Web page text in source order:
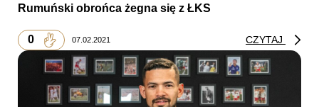
Rumuński obrońca żegna się z ŁKS
0 07.02.2021 CZYTAJ